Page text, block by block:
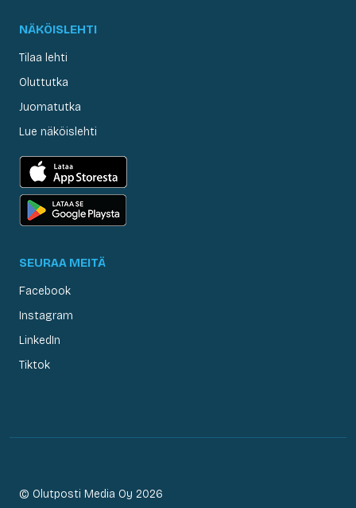
NÄKÖISLEHTI
Tilaa lehti
Oluttutka
Juomatutka
Lue näköislehti
SEURAA MEITÄ
Facebook
Instagram
LinkedIn
Tiktok
© Olutposti Media Oy 2026